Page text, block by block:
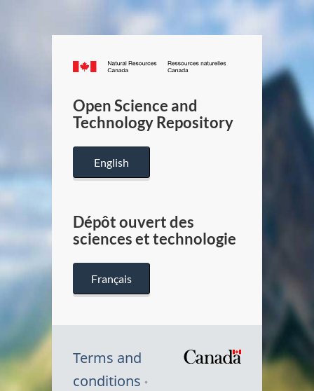
Canada.ca
/
Canada
Open Science and
Technology Repository
English
Dépôt ouvert des
sciences et technologie
Français
Terms and
conditions